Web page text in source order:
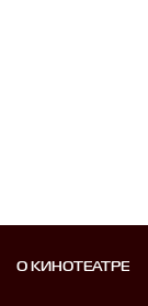
О КИНОТЕАТРЕ